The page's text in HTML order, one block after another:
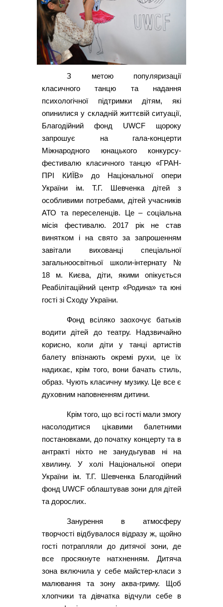
З метою популяризації
класичного танцю та надання
психологічної підтримки дітям, які
опинилися у складній життєвій ситуації,
Благодійний фонд UWCF щороку
запрошує на гала-концерти
Міжнародного юнацького конкурсу-
фестивалю класичного танцю «ГРАН-
ПРІ КИЇВ» до Національної опери
України ім. Т.Г. Шевченка дітей з
особливими потребами, дітей учасників
АТО та переселенців. Це – соціальна
місія фестивалю. 2017 рік не став
винятком і на свято за запрошенням
завітали вихованці спеціальної
загальноосвітньої школи-інтернату №
18 м. Києва, діти, якими опікується
Реабілітаційний центр «Родина» та юні
гості зі Сходу України.
Фонд всіляко заохочує батьків
водити дітей до театру. Надзвичайно
корисно, коли діти у танці артистів
балету впізнають окремі рухи, це їх
надихає, крім того, вони бачать стиль,
образ. Чують класичну музику. Це все є
духовним наповненням дитини.
Крім того, що всі гості мали змогу
насолодитися цікавими балетними
постановками, до початку концерту та в
антракті ніхто не занудьгував ні на
хвилину. У холі Національної опери
України ім. Т.Г. Шевченка Благодійний
фонд UWCF облаштував зони для дітей
та дорослих.
Занурення в атмосферу
творчості відбувалося відразу ж, щойно
гості потрапляли до дитячої зони, де
все просякнуте натхненням. Дитяча
зона включила у себе майстер-класи з
малювання та зону аква-гриму. Щоб
хлопчики та дівчатка відчули себе в